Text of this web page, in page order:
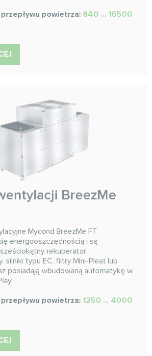
powietrza: 840 ... 16500
BreezMe
Mycond BreezMe FT
energooszczędnością i są
rekuperator
silniki typu EC, filtry Mini-Pleat lub
posiadają wbudowaną automatykę w
powietrza: 1250 ... 4000